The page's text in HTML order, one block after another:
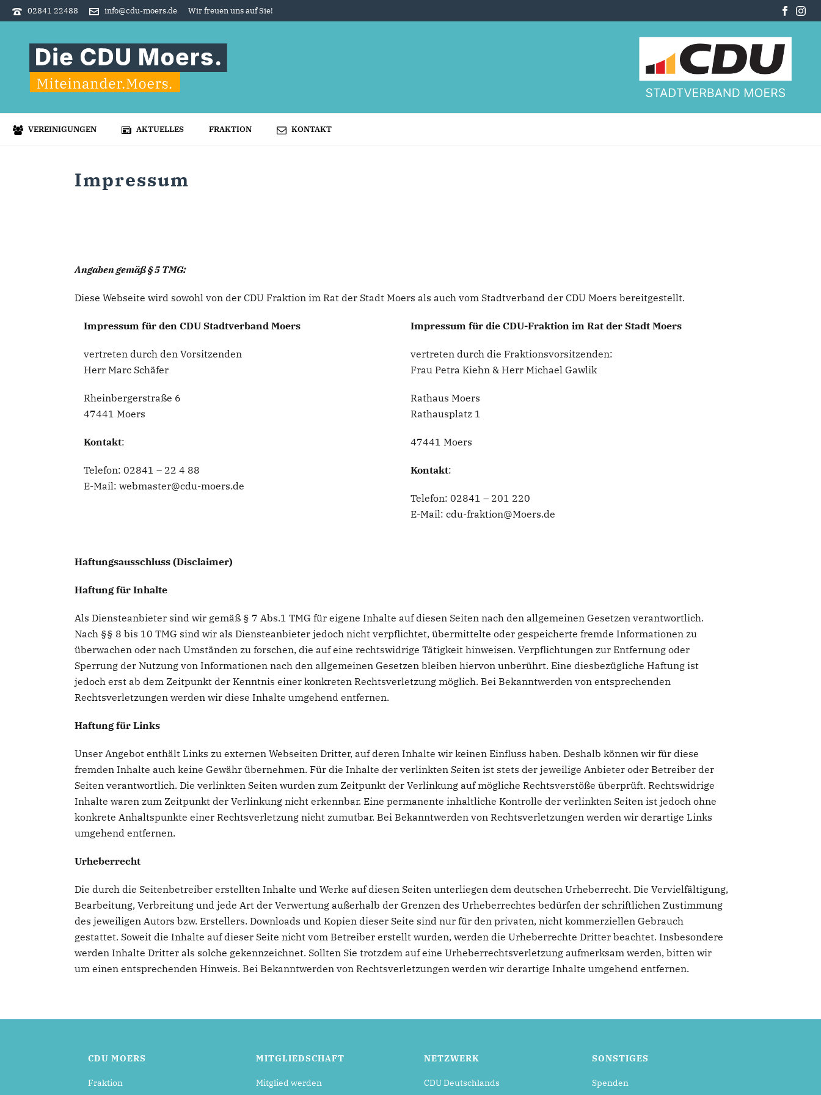
02841 22488 info@cdu-moers.de Wir freuen uns auf Sie!
VEREINIGUNGEN AKTUELLES FRAKTION KONTAKT
Impressum
Angaben gemäß § 5 TMG:
Diese Webseite wird sowohl von der CDU Fraktion im Rat der Stadt Moers als auch vom Stadtverband der CDU Moers bereitgestellt.
Impressum für den CDU Stadtverband Moers
vertreten durch den Vorsitzenden
Herr Marc Schäfer
Rheinbergerstraße 6
47441 Moers
Kontakt:
Telefon: 02841 – 22 4 88
E-Mail: webmaster@cdu-moers.de
Impressum für die CDU-Fraktion im Rat der Stadt Moers
vertreten durch die Fraktionsvorsitzenden:
Frau Petra Kiehn & Herr Michael Gawlik
Rathaus Moers
Rathausplatz 1
47441 Moers
Kontakt:
Telefon: 02841 – 201 220
E-Mail: cdu-fraktion@Moers.de
Haftungsausschluss (Disclaimer)
Haftung für Inhalte
Als Diensteanbieter sind wir gemäß § 7 Abs.1 TMG für eigene Inhalte auf diesen Seiten nach den allgemeinen Gesetzen verantwortlich.
Nach §§ 8 bis 10 TMG sind wir als Diensteanbieter jedoch nicht verpflichtet, übermittelte oder gespeicherte fremde Informationen zu
überwachen oder nach Umständen zu forschen, die auf eine rechtswidrige Tätigkeit hinweisen. Verpflichtungen zur Entfernung oder
Sperrung der Nutzung von Informationen nach den allgemeinen Gesetzen bleiben hiervon unberührt. Eine diesbezügliche Haftung ist
jedoch erst ab dem Zeitpunkt der Kenntnis einer konkreten Rechtsverletzung möglich. Bei Bekanntwerden von entsprechenden
Rechtsverletzungen werden wir diese Inhalte umgehend entfernen.
Haftung für Links
Unser Angebot enthält Links zu externen Webseiten Dritter, auf deren Inhalte wir keinen Einfluss haben. Deshalb können wir für diese
fremden Inhalte auch keine Gewähr übernehmen. Für die Inhalte der verlinkten Seiten ist stets der jeweilige Anbieter oder Betreiber der
Seiten verantwortlich. Die verlinkten Seiten wurden zum Zeitpunkt der Verlinkung auf mögliche Rechtsverstöße überprüft. Rechtswidrige
Inhalte waren zum Zeitpunkt der Verlinkung nicht erkennbar. Eine permanente inhaltliche Kontrolle der verlinkten Seiten ist jedoch ohne
konkrete Anhaltspunkte einer Rechtsverletzung nicht zumutbar. Bei Bekanntwerden von Rechtsverletzungen werden wir derartige Links
umgehend entfernen.
Urheberrecht
Die durch die Seitenbetreiber erstellten Inhalte und Werke auf diesen Seiten unterliegen dem deutschen Urheberrecht. Die Vervielfältigung,
Bearbeitung, Verbreitung und jede Art der Verwertung außerhalb der Grenzen des Urheberrechtes bedürfen der schriftlichen Zustimmung
des jeweiligen Autors bzw. Erstellers. Downloads und Kopien dieser Seite sind nur für den privaten, nicht kommerziellen Gebrauch
gestattet. Soweit die Inhalte auf dieser Seite nicht vom Betreiber erstellt wurden, werden die Urheberrechte Dritter beachtet. Insbesondere
werden Inhalte Dritter als solche gekennzeichnet. Sollten Sie trotzdem auf eine Urheberrechtsverletzung aufmerksam werden, bitten wir
um einen entsprechenden Hinweis. Bei Bekanntwerden von Rechtsverletzungen werden wir derartige Inhalte umgehend entfernen.
CDU MOERS
Fraktion
MITGLIEDSCHAFT
Mitglied werden
NETZWERK
CDU Deutschlands
SONSTIGES
Spenden